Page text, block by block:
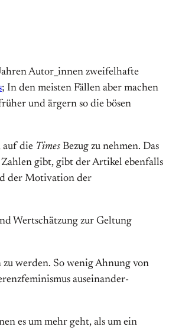
Autor_innen zweifelhafte
; In den meisten Fällen aber machen
und ärgern so die bösen
auf die Times Bezug zu nehmen. Das
Zahlen gibt, gibt der Artikel ebenfalls
der Motivation der
Wertschätzung zur Geltung
werden. So wenig Ahnung von
aus­ein­an­der­
es um mehr geht, als um ein